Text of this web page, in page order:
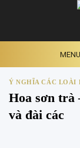
MENU
Ý NGHĨA CÁC LOÀI
Hoa sơn trà
và đài các